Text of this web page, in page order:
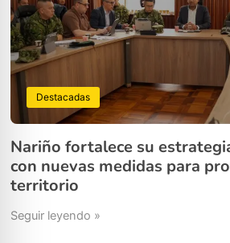
Destacadas
Nariño fortalece su
con nuevas medidas para
territorio
Seguir leyendo »